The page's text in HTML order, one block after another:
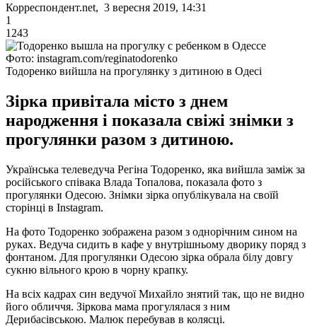
Корреспондент.net, 3 вересня 2019, 14:31
1
1243
Фото: instagram.com/reginatodorenko
Тодоренко вийшла на прогулянку з дитиною в Одесі
Зірка привітала місто з днем
народження і показала свіжі знімки з
прогулянки разом з дитиною.
Українська телеведуча Регіна Тодоренко, яка вийшла заміж за
російського співака Влада Топалова, показала фото з
прогулянки Одесою. Знімки зірка опублікувала на своїй
сторінці в Instagram.
На фото Тодоренко зображена разом з однорічним сином на
руках. Ведуча сидить в кафе у внутрішньому дворику поряд з
фонтаном. Для прогулянки Одесою зірка обрала білу довгу
сукню вільного крою в чорну крапку.
На всіх кадрах син ведучої Михайло знятий так, що не видно
його обличчя. Зіркова мама прогулялася з ним
Дерибасівською. Малюк перебував в колясці.